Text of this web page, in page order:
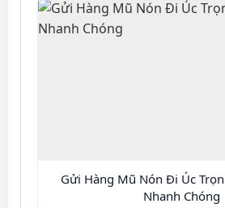
Gửi Hàng Mũ Nón Đi Úc
Nhanh Chóng